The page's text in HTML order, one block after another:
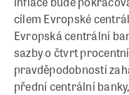
cílem Evropské
Evropská centrální
sazby o čtvrt
pravděpodobností
přední centrální